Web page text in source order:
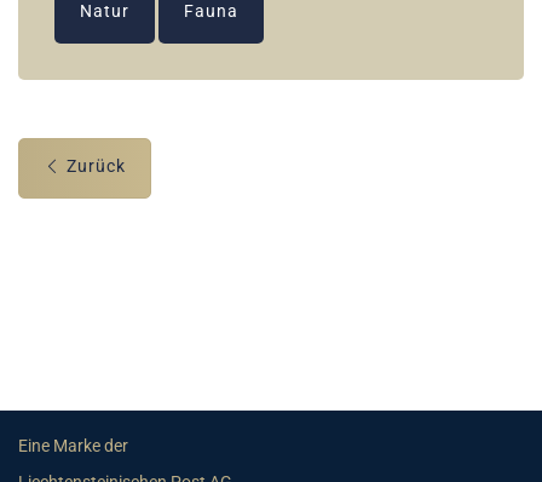
Natur Fauna
Zurück
Eine Marke der